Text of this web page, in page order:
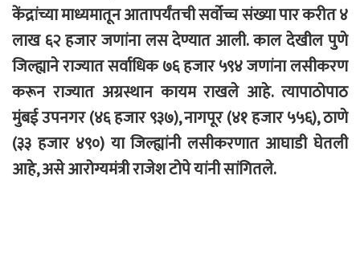
केंद्रांच्या माध्यमातून आतापर्यंतची सर्वोच्च संख्या पार करीत ४
लाख ६२ हजार जणांना लस देण्यात आली. काल देखील पुणे
जिल्ह्याने राज्यात सर्वाधिक ७६ हजार ५९४ जणांना लसीकरण
करून राज्यात अग्रस्थान कायम राखले आहे. त्यापाठोपाठ
मुंबई उपनगर (४६ हजार ९३७), नागपूर (४१ हजार ५५६), ठाणे
(३३ हजार ४९०) या जिल्ह्यांनी लसीकरणात आघाडी घेतली
आहे, असे आरोग्यमंत्री राजेश टोपे यांनी सांगितले.